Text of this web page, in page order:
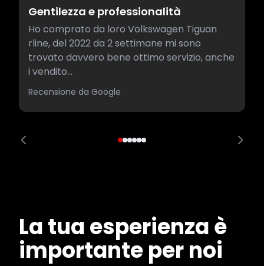
Gentilezza e professionalità
Ho comprato da loro Volkswagen Tiguan
rline, del 2022 da 2 settimane mi sono
trovato davvero bene ottimo servizio, anche
i vendito...
Recensione da Google
La tua esperienza è
importante per noi